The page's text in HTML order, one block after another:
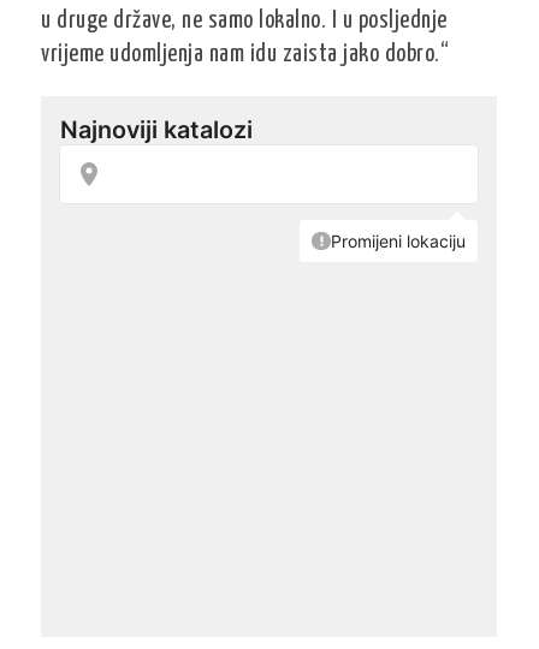
u druge države, ne samo lokalno. I u posljednje
vrijeme udomljenja nam idu zaista jako dobro.“